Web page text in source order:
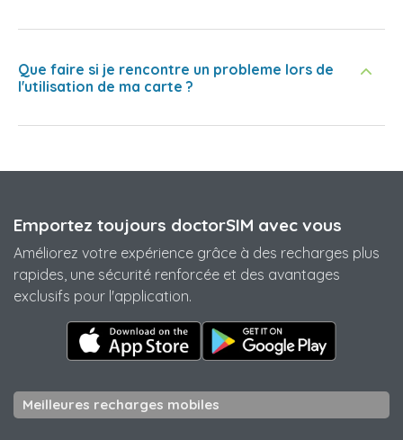
Que faire si je rencontre un probleme lors de
l'utilisation de ma carte ?
Emportez toujours doctorSIM avec vous
Améliorez votre expérience grâce à des recharges plus
rapides, une sécurité renforcée et des avantages
exclusifs pour l'application.
Meilleures recharges mobiles